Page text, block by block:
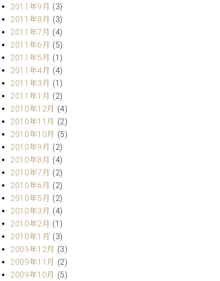
律)
調
師
紹
介
調
律
料
表
お
問
い
合
せ
尾山調律師のブ
ログ Die
Musikgasse（音
楽の小道）
2011年9月 (3)
2011年8月 (3)
2011年7月 (4)
2011年6月 (5)
2011年5月 (1)
2011年4月 (4)
2011年3月 (1)
2011年1月 (2)
2010年12月 (4)
2010年11月 (2)
2010年10月 (5)
2010年9月 (2)
2010年8月 (4)
2010年7月 (2)
2010年6月 (2)
2010年5月 (2)
2010年3月 (4)
2010年2月 (1)
2010年1月 (3)
2009年12月 (3)
2009年11月 (2)
2009年10月 (5)